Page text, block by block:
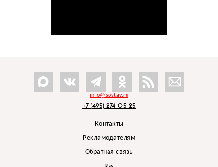
info@sostav.ru
+7 (495) 274-05-25
Контакты
Рекламодателям
Обратная связь